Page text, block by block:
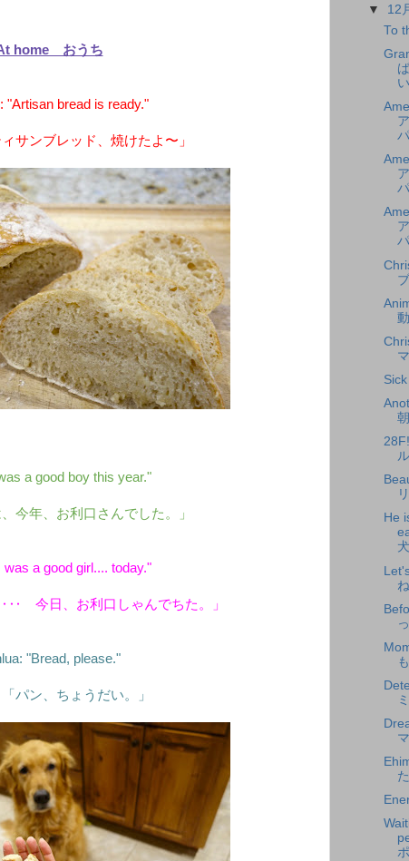
home おうち
"Artisan bread is ready."
サンブレッド、焼けたよ〜」
a good boy this year."
今年、お利口さんでした。」
was a good girl.... today."
今日、お利口しゃんでちた。」
"Bread, please."
パン、ちょうだい。」
▼ 12
To
He